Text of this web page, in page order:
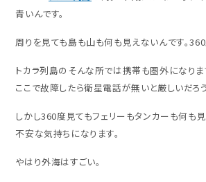
青いんです。
周りを見ても島も山も何も見えないんです。
トカラ列島のそんな所では携帯も圏外になりま
ここで故障したら衛星電話が無いと厳しいだろ
しかし360度見てもフェリーもタンカーも何も
不安な気持ちになります。
やはり外海はすごい。